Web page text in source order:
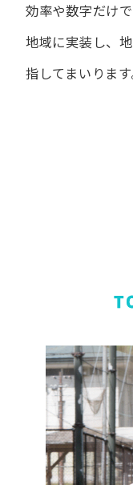
効率や数字だけ
地域に実装し、
指してまいります